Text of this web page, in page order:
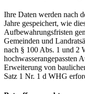
Ihre Daten werden nach
Jahre gespeichert, wie
Aufbewahrungsfristen
Gemeinden und
nach § 100 Abs. 1 und 2
hochwasserangepassten
Erweiterung von
Satz 1 Nr. 1 d WHG